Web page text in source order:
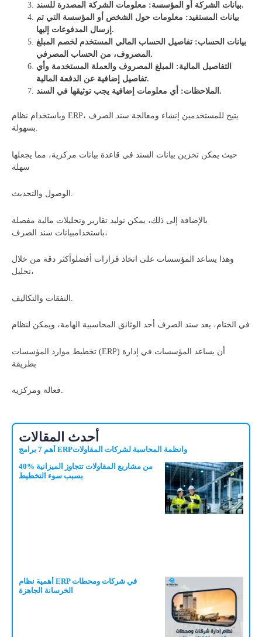
بيانات الشركة أو المؤسسة: معلومات الشركة المصدرة للسند.
بيانات المستفيد: معلومات حول الشخص أو المؤسسة التي تم
إرسال المدفوعات إليها.
بيانات الحساب: تفاصيل الحساب المالي المستخدم لخصم المبلغ
المصروف، من الحساب المصرفي.
التفاصيل المالية: المبلغ المصروف والعملة المستخدمة وأي
تفاصيل إضافية عن الدفعة المالية.
الملاحظات: أي معلومات إضافية يجب توثيقها في السند.
وباستخدام نظام ERP، يتيح للمستخدمين إنشاء ومعالجة سند الصرف
بسهولة.
حيث يمكن تخزين بيانات السند في قاعدة بيانات مركزية، مما يجعلها
سهلة
الوصول والتحديث.
بالإضافة إلى ذلك، يمكن توليد تقارير وتحليلات مالية مفصلة
باستخدامبيانات سند الصرف،
وهذا يساعد المؤسسات على اتخاذ قرارات أفضلوأكثر دقة من خلال
تحليل،
في الختام، يعد سند الصرف أحد الوثائق المحاسبية الهامة، ويمكن لنظام
تخطيط موارد المؤسسات (ERP) أن يساعد المؤسسات في إدارة
بطريقة
فعالة ومركزية.
أحدث المقالات
أهم 7 برامج ERPوانظمة المحاسبة لشركات المقاولات
40% من مشاريع المقاولات تتجاوز الميزانية
بسبب سوء التخطيط
أهمية نظام ERP في شركات ومحطات
الخرسانة الجاهزة